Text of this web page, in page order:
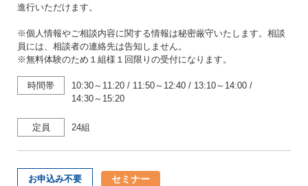
進行いただけます。
※個人情報やご相談内容に関する情報は秘密厳守いたします。相談
員には、相談者の連絡先は告知しません。
※無料体験のため１組様１回限りの受付になります。
時間帯 10:30～11:20 / 11:50～12:40 / 13:10～14:00 /
14:30～15:20
定員 24組
お申込み不要 セミナー